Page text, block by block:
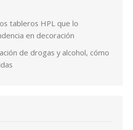
tableros HPL que lo
en decoración
de drogas y alcohol, cómo